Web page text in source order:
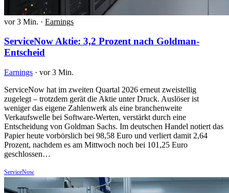
vor 3 Min. · Earnings
ServiceNow Aktie: 3,2 Prozent nach Goldman-
Entscheid
Earnings · vor 3 Min.
ServiceNow hat im zweiten Quartal 2026 erneut zweistellig
zugelegt – trotzdem gerät die Aktie unter Druck. Auslöser ist
weniger das eigene Zahlenwerk als eine branchenweite
Verkaufswelle bei Software-Werten, verstärkt durch eine
Entscheidung von Goldman Sachs. Im deutschen Handel notiert das
Papier heute vorbörslich bei 98,58 Euro und verliert damit 2,64
Prozent, nachdem es am Mittwoch noch bei 101,25 Euro
geschlossen…
ServiceNow